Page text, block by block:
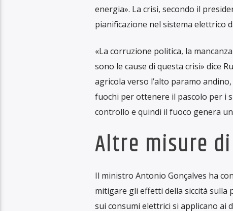
quotidiana degli ecuadoriani.
questo venerdì a domenica 22
Che questa misura impatti poco
tutti. «Io faccio il cioccolato e ora
notte» dichiara Dorian Ruiz,
naturali, sentito direttamente da